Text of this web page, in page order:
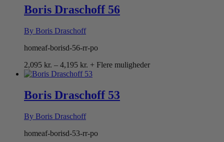
Boris Draschoff 56
By Boris Draschoff
homeaf-borisd-56-rr-po
2,095 kr. – 4,195 kr. Prisinterval:
2,095 kr.
4,195 kr.
+ Flere muligheder
Boris Draschoff 53
By Boris Draschoff
homeaf-borisd-53-rr-po